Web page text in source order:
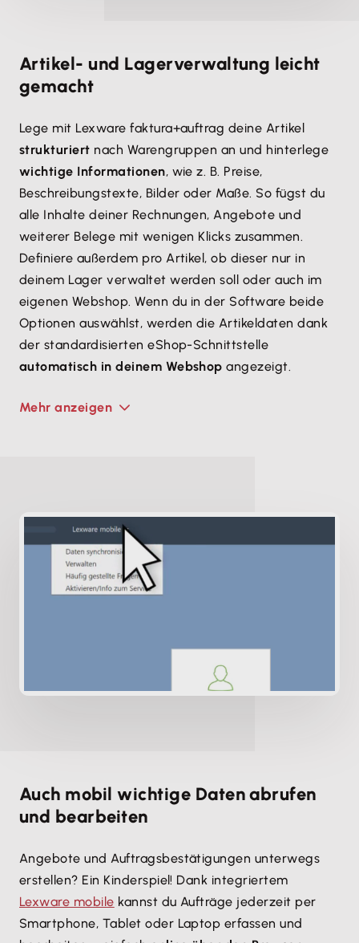
Artikel- und Lagerverwaltung leicht
gemacht
Lege mit Lexware faktura+auftrag deine Artikel
strukturiert nach Warengruppen an und hinterlege
wichtige Informationen, wie z. B. Preise,
Beschreibungstexte, Bilder oder Maße. So fügst du
alle Inhalte deiner Rechnungen, Angebote und
weiterer Belege mit wenigen Klicks zusammen.
Definiere außerdem pro Artikel, ob dieser nur in
deinem Lager verwaltet werden soll oder auch im
eigenen Webshop. Wenn du in der Software beide
Optionen auswählst, werden die Artikeldaten dank
der standardisierten eShop-Schnittstelle
automatisch in deinem Webshop angezeigt.
Mehr anzeigen
Auch mobil wichtige Daten abrufen
und bearbeiten
Angebote und Auftragsbestätigungen unterwegs
erstellen? Ein Kinderspiel! Dank integriertem
Lexware mobile kannst du Aufträge jederzeit per
Smartphone, Tablet oder Laptop erfassen und